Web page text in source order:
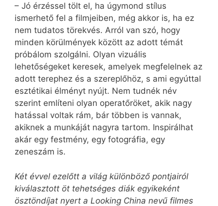
– Jó érzéssel tölt el, ha úgymond stílus
ismerhető fel a filmjeiben, még akkor is, ha ez
nem tudatos törekvés. Arról van szó, hogy
minden körülmények között az adott témát
próbálom szolgálni. Olyan vizuális
lehetőségeket keresek, amelyek megfelelnek az
adott terephez és a szereplőhöz, s ami egyúttal
esztétikai élményt nyújt. Nem tudnék név
szerint említeni olyan operatőröket, akik nagy
hatással voltak rám, bár többen is vannak,
akiknek a munkáját nagyra tartom. Inspirálhat
akár egy festmény, egy fotográfia, egy
zeneszám is.
Két évvel ezelőtt a világ különböző pontjairól
kiválasztott öt tehetséges diák egyikeként
ösztöndíjat nyert a Looking China nevű filmes